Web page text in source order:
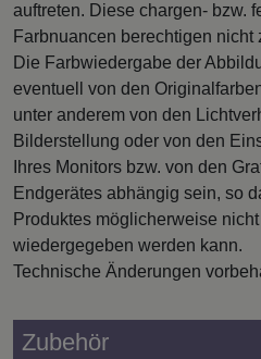
auftreten. Diese chargen- bzw.
Farbnuancen berechtigen nicht
Die Farbwiedergabe der
eventuell von den
unter anderem von den
Bilderstellung oder von den
Ihres Monitors bzw. von den
Endgerätes abhängig sein, so
Produktes möglicherweise
wiedergegeben werden kann.
Technische Änderungen
Zubehör